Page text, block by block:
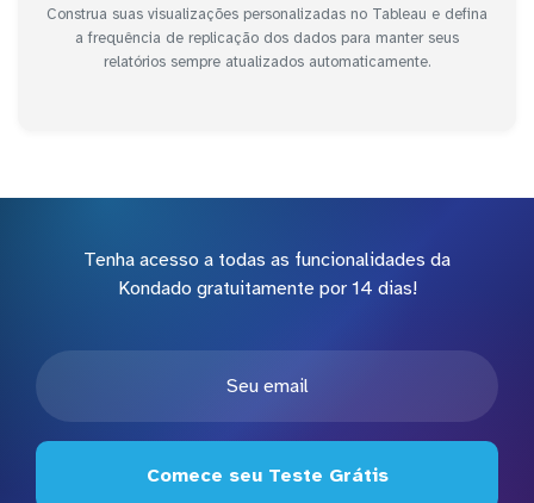
Construa suas visualizações personalizadas no Tableau e defina
a frequência de replicação dos dados para manter seus
relatórios sempre atualizados automaticamente.
Tenha acesso a todas as funcionalidades da
Kondado gratuitamente por 14 dias!
Comece seu Teste Grátis